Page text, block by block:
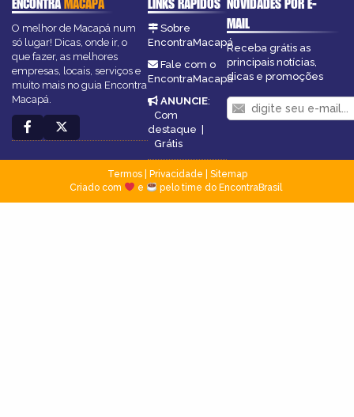
ENCONTRAMACAPÁ
O melhor de Macapá num
só lugar! Dicas, onde ir, o
que fazer, as melhores
empresas, locais, serviços e
muito mais no guia Encontra
Macapá.
LINKS RÁPIDOS
Sobre
EncontraMacapá
Fale com o
EncontraMacapá
ANUNCIE:
Com
destaque
Grátis
NOVIDADES POR E-
MAIL
Receba grátis as
principais notícias,
dicas e promoções
Termos| Privacidade
Sitemap
Criado com
e pelo time do EncontraBrasil